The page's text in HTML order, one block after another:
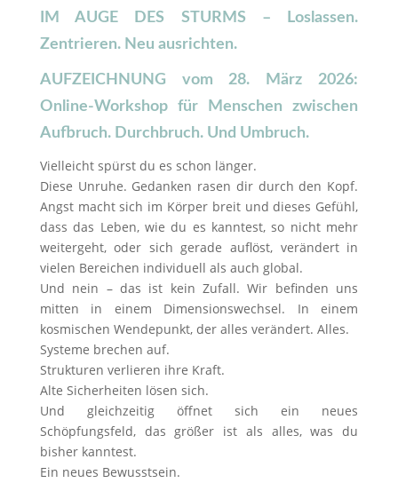
IM AUGE DES STURMS – Loslassen.
Zentrieren. Neu ausrichten.
AUFZEICHNUNG vom 28. März 2026:
Online-Workshop für Menschen zwischen
Aufbruch. Durchbruch. Und Umbruch.
Vielleicht spürst du es schon länger.
Diese Unruhe. Gedanken rasen dir durch den Kopf.
Angst macht sich im Körper breit und dieses Gefühl,
dass das Leben, wie du es kanntest, so nicht mehr
weitergeht, oder sich gerade auflöst, verändert in
vielen Bereichen individuell als auch global.
Und nein – das ist kein Zufall. Wir befinden uns
mitten in einem Dimensionswechsel. In einem
kosmischen Wendepunkt, der alles verändert. Alles.
Systeme brechen auf.
Strukturen verlieren ihre Kraft.
Alte Sicherheiten lösen sich.
Und gleichzeitig öffnet sich ein neues
Schöpfungsfeld, das größer ist als alles, was du
bisher kanntest.
Ein neues Bewusstsein.